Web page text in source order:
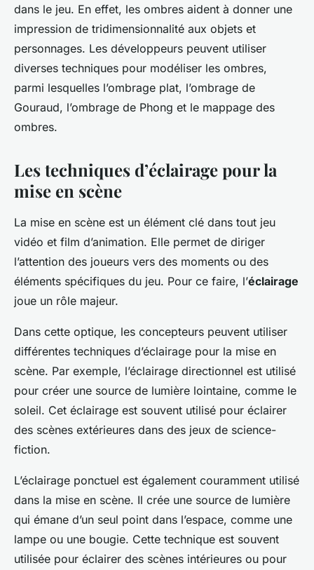
dans le jeu. En effet, les ombres aident à donner une
impression de tridimensionnalité aux objets et
personnages. Les développeurs peuvent utiliser
diverses techniques pour modéliser les ombres,
parmi lesquelles l’ombrage plat, l’ombrage de
Gouraud, l’ombrage de Phong et le mappage des
ombres.
Les techniques d’éclairage pour la
mise en scène
La mise en scène est un élément clé dans tout jeu
vidéo et film d’animation. Elle permet de diriger
l’attention des joueurs vers des moments ou des
éléments spécifiques du jeu. Pour ce faire, l’éclairage
joue un rôle majeur.
Dans cette optique, les concepteurs peuvent utiliser
différentes techniques d’éclairage pour la mise en
scène. Par exemple, l’éclairage directionnel est utilisé
pour créer une source de lumière lointaine, comme le
soleil. Cet éclairage est souvent utilisé pour éclairer
des scènes extérieures dans des jeux de science-
fiction.
L’éclairage ponctuel est également couramment utilisé
dans la mise en scène. Il crée une source de lumière
qui émane d’un seul point dans l’espace, comme une
lampe ou une bougie. Cette technique est souvent
utilisée pour éclairer des scènes intérieures ou pour